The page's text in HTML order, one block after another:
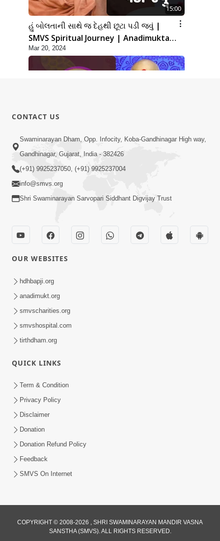
15:00
હું બોલતાની સાથે જ દેહથી છૂટા પડી જવું |
SMVS Spiritual Journey | Anadimukta
Gyan
Mar 20, 2024
17:00
હું કોણ છું ? ભાગ 1 | SMVS Spiritual
Journey | Anadimukta Gyan
હર્ષ-શોક, સુખ-દુખનું કારણ દેહભાવ | SMVS
Spiritual Journey | Anadimukta Gyan
હરિ નવમીએ આટલું દ્રઢ કરી દઈએ તો બેડો પાર
Swaninarayan | SMVS | 2023
Mar 27, 2023
CONTACT US
Swaminarayan Dham, Opp. Infocity, Koba-Gandhinagar High way,
Gandhinagar, Gujarat, India - 382426
(+91) 9925237050, (+91) 9925237004
info@smvs.org
Shri Swaminarayan Sarvopari Siddhant Digvijay Trust
OUR WEBSITES
hdhbapji.org
anadimukt.org
smvscharities.org
smvshospital.com
tirthdham.org
QUICK LINKS
Term & Condition
Privacy Policy
Disclaimer
Donation
Donation Refund Policy
Feedback
SMVS On Internet
COPYRIGHT © 2008-2026 , SHRI SWAMINARAYAN MANDIR VASNA
SANSTHA (SMVS). ALL RIGHTS RESERVED.